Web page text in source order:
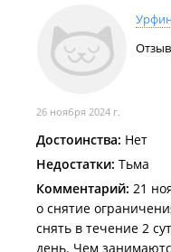
26 ноября 2024 г.
Достоинства: Нет
Недостатки: Тьма
Комментарий: 21
о снятие
снять в течение 2
день. Чем